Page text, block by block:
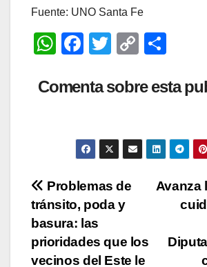
Fuente: UNO Santa Fe
W
at
F
c
b
o
k
T
tt
C
p
Li
n
m
ar
tir
Comenta sobre esta
Navegación
de
entradas
Avanza
Problemas de
tránsito, poda y
basura: las
prioridades que los
vecinos del Este le